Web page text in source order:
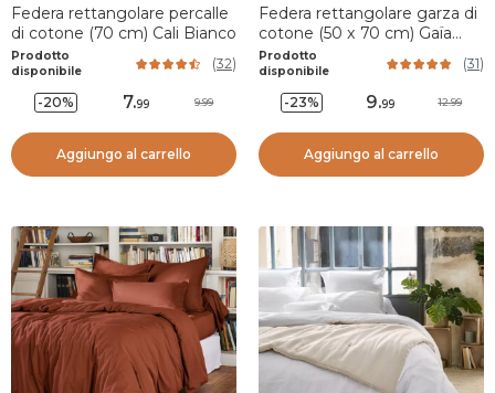
Federa rettangolare percalle
di cotone (70 cm) Cali Bianco
Prodotto
disponibile
(32)
-20% 7.99 9.99
Aggiungo al carrello
Federa rettangolare garza di
cotone (50 x 70 cm) Gaïa
Marrone corda
Prodotto
disponibile
(31)
-23% 9.99 12.99
Aggiungo al carrello